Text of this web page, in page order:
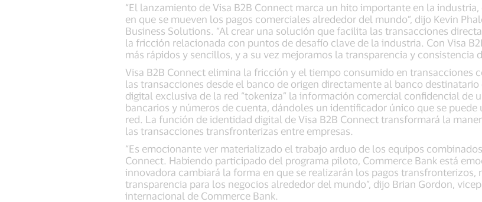
“El lanzamiento de Visa B2B Connect marca un hito importante en la
en que se mueven los pagos comerciales alrededor del mundo”, dijo Kevin
Business Solutions. “Al crear una solución que facilita las transacciones
la fricción relacionada con puntos de desafío clave de la industria. Con Visa
más rápidos y sencillos, y a su vez mejoramos la transparencia y consistencia
Visa B2B Connect elimina la fricción y el tiempo consumido en transacciones
las transacciones desde el banco de origen directamente al banco
digital exclusiva de la red “tokeniza” la información comercial confidencial de
bancarios y números de cuenta, dándoles un identificador único que se
red. La función de identidad digital de Visa B2B Connect transformará la
las transacciones transfronterizas entre empresas.
“Es emocionante ver materializado el trabajo arduo de los equipos
Connect. Habiendo participado del programa piloto, Commerce Bank está
innovadora cambiará la forma en que se realizarán los pagos
transparencia para los negocios alrededor del mundo”, dijo Brian Gordon,
internacional de Commerce Bank.